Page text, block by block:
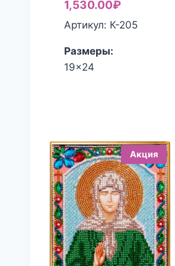
1,530.00₽
Артикул: К-205
Размеры:
19x24
Акция